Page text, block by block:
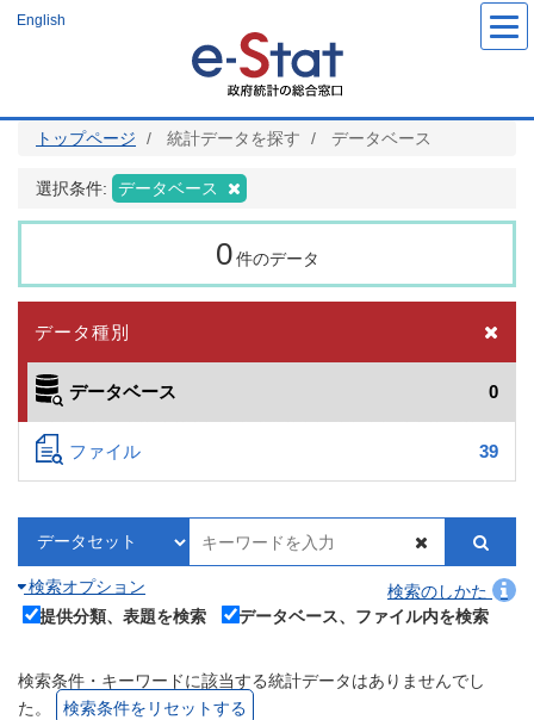
ツ
English
トップページ 統計データを探す データベース
選択条件: データベース
0 件のデータ
データ種別
データベース 0
ファイル 39
検索オプション
検索のしかた
提供分類、表題を検索
データベース、ファイル内を検索
検索条件・キーワードに該当する統計データはありませんでし
た。
検索条件をリセットする